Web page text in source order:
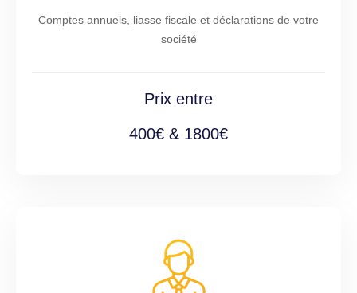
Comptes annuels, liasse fiscale et déclarations de votre
société
Prix entre
400€ & 1800€